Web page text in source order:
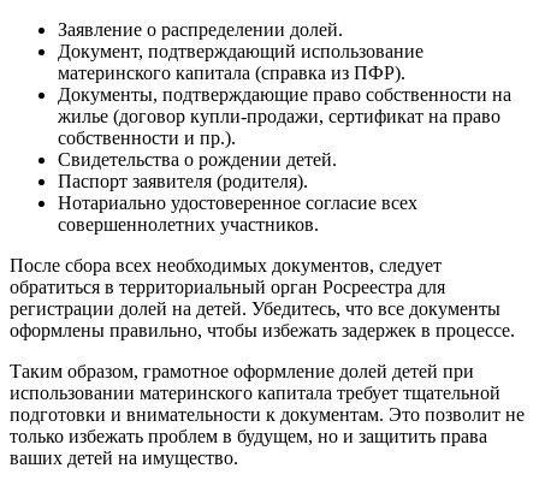
Заявление о распределении долей.
Документ, подтверждающий использование
материнского капитала (справка из ПФР).
Документы, подтверждающие право собственности на
жилье (договор купли-продажи, сертификат на право
собственности и пр.).
Свидетельства о рождении детей.
Паспорт заявителя (родителя).
Нотариально удостоверенное согласие всех
совершеннолетних участников.
После сбора всех необходимых документов, следует
обратиться в территориальный орган Росреестра для
регистрации долей на детей. Убедитесь, что все документы
оформлены правильно, чтобы избежать задержек в процессе.
Таким образом, грамотное оформление долей детей при
использовании материнского капитала требует тщательной
подготовки и внимательности к документам. Это позволит не
только избежать проблем в будущем, но и защитить права
ваших детей на имущество.